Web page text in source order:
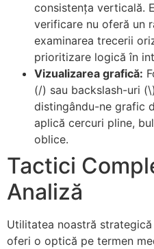
consistența verticală.
verificare nu oferă un
examinarea trecerii
prioritizare logică în
Vizualizarea grafică:
(/) sau backslash-uri
distingându-ne grafic
aplică cercuri pline,
oblice.
Tactici
Analiză
Utilitatea noastră
oferi o optică pe termen